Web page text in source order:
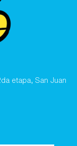
etapa, San Juan